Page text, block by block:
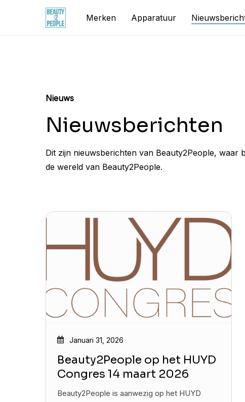
main
Merken Apparatuur
Nieuws
Nieuwsberichten
Dit zijn nieuwsberichten van Beauty2People,
de wereld van Beauty2People.
Januari 31, 2026
Beauty2People op het HUYD
Congres 14 maart 2026
Beauty2People is aanwezig op het HUYD